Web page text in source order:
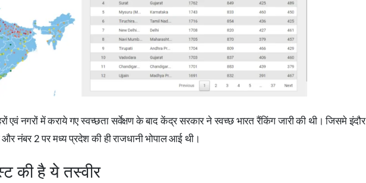
नगरों में कराये गए स्वच्छता सर्वेक्षण के बाद केंद्र सरकार ने स्वच्छ भारत रैंकिंग जारी की थी। जिसमे इंदौर
नंबर 2 पर मध्य प्रदेश की ही राजधानी भोपाल आई थी।
की है ये तस्वीर